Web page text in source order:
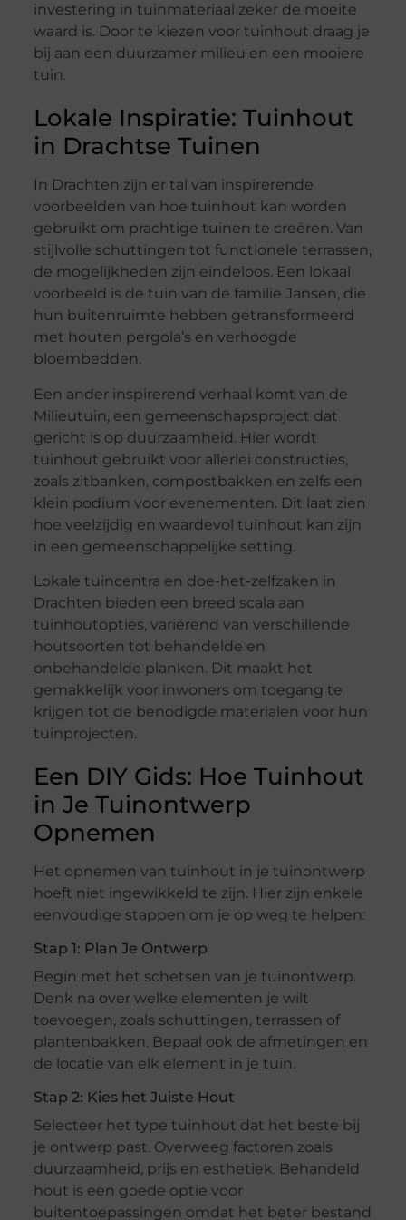
investering in tuinmateriaal zeker de moeite
waard is. Door te kiezen voor tuinhout draag je
bij aan een duurzamer milieu en een mooiere
tuin.
Lokale Inspiratie: Tuinhout
in Drachtse Tuinen
In Drachten zijn er tal van inspirerende
voorbeelden van hoe tuinhout kan worden
gebruikt om prachtige tuinen te creëren. Van
stijlvolle schuttingen tot functionele terrassen,
de mogelijkheden zijn eindeloos. Een lokaal
voorbeeld is de tuin van de familie Jansen, die
hun buitenruimte hebben getransformeerd
met houten pergola’s en verhoogde
bloembedden.
Een ander inspirerend verhaal komt van de
Milieutuin, een gemeenschapsproject dat
gericht is op duurzaamheid. Hier wordt
tuinhout gebruikt voor allerlei constructies,
zoals zitbanken, compostbakken en zelfs een
klein podium voor evenementen. Dit laat zien
hoe veelzijdig en waardevol tuinhout kan zijn
in een gemeenschappelijke setting.
Lokale tuincentra en doe-het-zelfzaken in
Drachten bieden een breed scala aan
tuinhoutopties, variërend van verschillende
houtsoorten tot behandelde en
onbehandelde planken. Dit maakt het
gemakkelijk voor inwoners om toegang te
krijgen tot de benodigde materialen voor hun
tuinprojecten.
Een DIY Gids: Hoe Tuinhout
in Je Tuinontwerp
Opnemen
Het opnemen van tuinhout in je tuinontwerp
hoeft niet ingewikkeld te zijn. Hier zijn enkele
eenvoudige stappen om je op weg te helpen:
Stap 1: Plan Je Ontwerp
Begin met het schetsen van je tuinontwerp.
Denk na over welke elementen je wilt
toevoegen, zoals schuttingen, terrassen of
plantenbakken. Bepaal ook de afmetingen en
de locatie van elk element in je tuin.
Stap 2: Kies het Juiste Hout
Selecteer het type tuinhout dat het beste bij
je ontwerp past. Overweeg factoren zoals
duurzaamheid, prijs en esthetiek. Behandeld
hout is een goede optie voor
buitentoepassingen omdat het beter bestand